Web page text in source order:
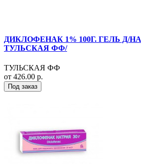
ДИКЛОФЕНАК 1% 100Г. ГЕЛЬ Д/
ТУЛЬСКАЯ ФФ/
ТУЛЬСКАЯ ФФ
от 426.00 р.
Под заказ